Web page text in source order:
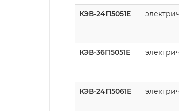
КЭВ-24П5051Е
КЭВ-36П5051Е
КЭВ-24П5061Е